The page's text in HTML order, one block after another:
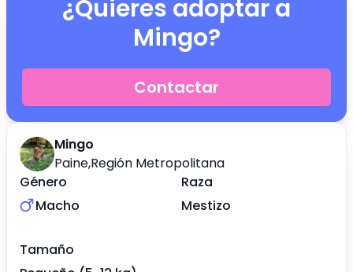
Mingo
Paine,Región Metropolitana
Género
Macho
Raza
Mestizo
Tamaño
¿Quieres adoptar a
Mingo?
Contactar